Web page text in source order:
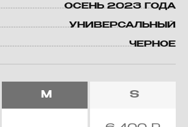
ОСЕНЬ 2023 ГОДА
УНИВЕРСАЛЬНЫЙ
ЧЕРНОЕ
M S